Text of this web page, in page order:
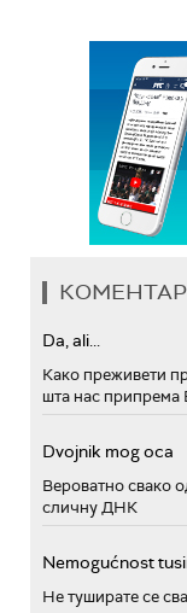
Da, ali...
Како преживети
шта нас припрема
Dvojnik mog oca
Вероватно свако
сличну ДНК
Nemogućnost
Не туширате се